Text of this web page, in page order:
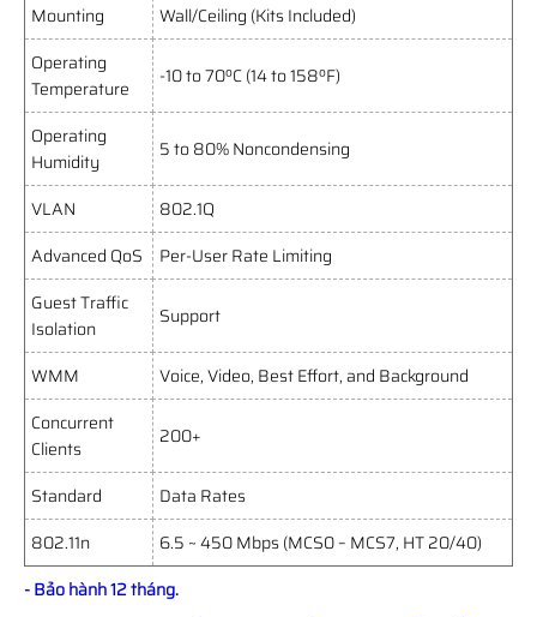
Mounting
Wall/Ceiling (Kits Included)
Operating
Temperature
-10 to 70ºC (14 to 158ºF)
Operating
Humidity
5 to 80% Noncondensing
VLAN
802.1Q
Advanced QoS
Per-User Rate Limiting
Guest Traffic
Isolation
Support
WMM
Voice, Video, Best Effort, and Background
Concurrent
Clients
200+
Standard
Data Rates
802.11n
6.5 ~ 450 Mbps (MCS0 – MCS7, HT 20/40)
- Bảo hành 12 tháng.